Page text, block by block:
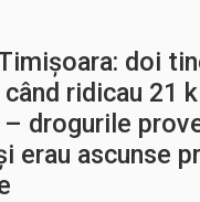
doi
ridicau 21
drogurile
erau ascunse